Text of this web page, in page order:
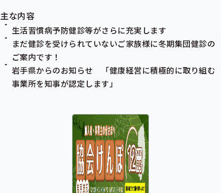
主な内容
生活習慣病予防健診等がさらに充実します
まだ健診を受けられていないご家族様に冬期集団健診の
ご案内です！
岩手県からのお知らせ 「健康経営に積極的に取り組む
事業所を知事が認定します」